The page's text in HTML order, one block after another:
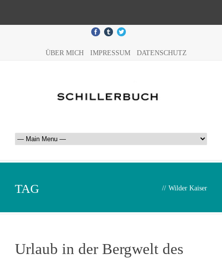
ÜBER MICH IMPRESSUM DATENSCHUTZ
TAG // Wilder Kaiser
Urlaub in der Bergwelt des